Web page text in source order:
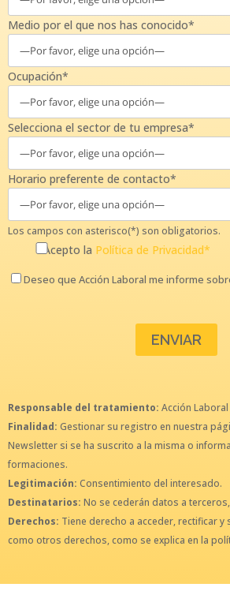
Medio por el que nos has conocido*
Ocupación*
Selecciona el sector de tu empresa*
Horario preferente de contacto*
Los campos con asterisco(*) son obligatorios.
Acepto la Política de Privacidad*
Deseo que Acción Laboral me informe
Responsable del tratamiento: Acción Laboral
Finalidad: Gestionar su registro en nuestra
Newsletter si se ha suscrito a la misma o
formaciones.
Legitimación: Consentimiento del interesado.
Destinatarios: No se cederán datos a
Derechos: Tiene derecho a acceder, rectificar
como otros derechos, como se explica en la